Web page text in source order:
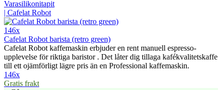
146x
Cafelat Robot barista (retro green)
Cafelat Robot kaffemaskin erbjuder en rent manuell espresso-
upplevelse för riktiga baristor . Det låter dig tillaga kafékvalitetskaffe
till ett ojämförligt lägre pris än en Professional kaffemaskin.
146x
Gratis frakt